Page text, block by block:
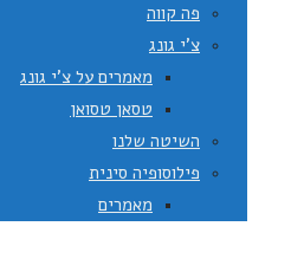
פה קווה
צ'י גונג
מאמרים על צ'י גונג
טסאן טסואן
השיטה שלנו
פילוסופיה סינית
מאמרים